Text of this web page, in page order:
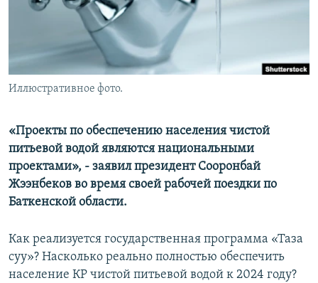
Иллюстративное фото.
«Проекты по обеспечению населения чистой
питьевой водой являются национальными
проектами», - заявил президент Сооронбай
Жээнбеков во время своей рабочей поездки по
Баткенской области.
Как реализуется государственная программа «Таза
суу»? Насколько реально полностью обеспечить
население КР чистой питьевой водой к 2024 году?